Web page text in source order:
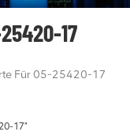
17
Für 05-25420-17
17"